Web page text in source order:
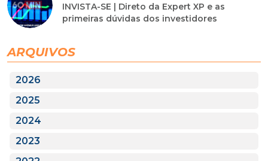
INVISTA-SE | Direto da Expert XP e as
primeiras dúvidas dos investidores
ARQUIVOS
2026
2025
2024
2023